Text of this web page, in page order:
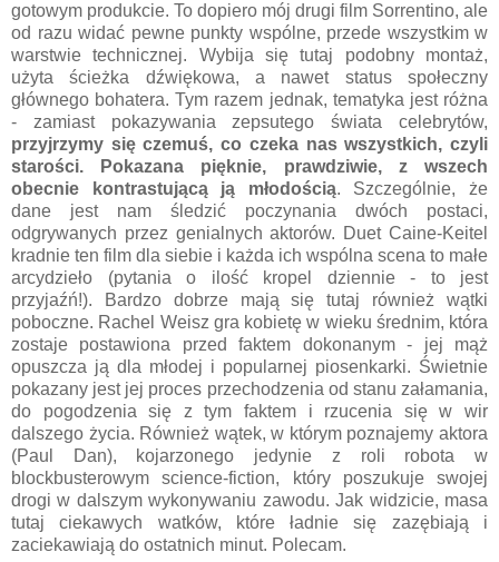
gotowym produkcie. To dopiero mój drugi film Sorrentino, ale
od razu widać pewne punkty wspólne, przede wszystkim w
warstwie technicznej. Wybija się tutaj podobny montaż,
użyta ścieżka dźwiękowa, a nawet status społeczny
głównego bohatera. Tym razem jednak, tematyka jest różna
- zamiast pokazywania zepsutego świata celebrytów,
przyjrzymy się czemuś, co czeka nas wszystkich, czyli
starości. Pokazana pięknie, prawdziwie, z wszech
obecnie kontrastującą ją młodością. Szczególnie, że
dane jest nam śledzić poczynania dwóch postaci,
odgrywanych przez genialnych aktorów. Duet Caine-Keitel
kradnie ten film dla siebie i każda ich wspólna scena to małe
arcydzieło (pytania o ilość kropel dziennie - to jest
przyjaźń!). Bardzo dobrze mają się tutaj również wątki
poboczne. Rachel Weisz gra kobietę w wieku średnim, która
zostaje postawiona przed faktem dokonanym - jej mąż
opuszcza ją dla młodej i popularnej piosenkarki. Świetnie
pokazany jest jej proces przechodzenia od stanu załamania,
do pogodzenia się z tym faktem i rzucenia się w wir
dalszego życia. Również wątek, w którym poznajemy aktora
(Paul Dan), kojarzonego jedynie z roli robota w
blockbusterowym science-fiction, który poszukuje swojej
drogi w dalszym wykonywaniu zawodu. Jak widzicie, masa
tutaj ciekawych watków, które ładnie się zazębiają i
zaciekawiają do ostatnich minut. Polecam.